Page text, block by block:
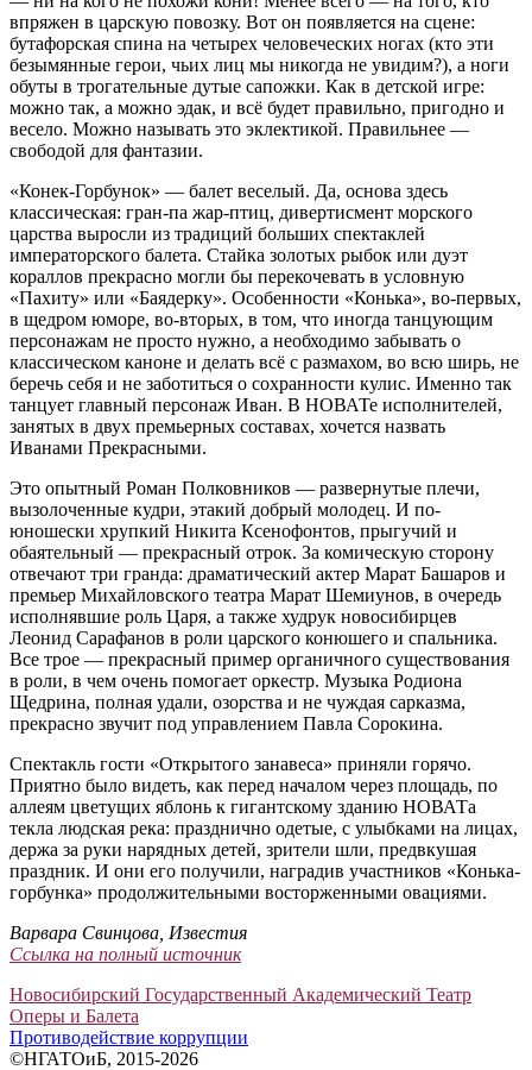
впряжен в царскую повозку. Вот он появляется на сцене:
бутафорская спина на четырех человеческих ногах (кто эти
безымянные герои, чьих лиц мы никогда не увидим?), а ноги
обуты в трогательные дутые сапожки. Как в детской игре:
можно так, а можно эдак, и всё будет правильно, пригодно и
весело. Можно называть это эклектикой. Правильнее —
свободой для фантазии.
«Конек-Горбунок» — балет веселый. Да, основа здесь
классическая: гран-па жар-птиц, дивертисмент морского
царства выросли из традиций больших спектаклей
императорского балета. Стайка золотых рыбок или дуэт
кораллов прекрасно могли бы перекочевать в условную
«Пахиту» или «Баядерку». Особенности «Конька», во-первых,
в щедром юморе, во-вторых, в том, что иногда танцующим
персонажам не просто нужно, а необходимо забывать о
классическом каноне и делать всё с размахом, во всю ширь, не
беречь себя и не заботиться о сохранности кулис. Именно так
танцует главный персонаж Иван. В НОВАТе исполнителей,
занятых в двух премьерных составах, хочется назвать
Иванами Прекрасными.
Это опытный Роман Полковников — развернутые плечи,
вызолоченные кудри, этакий добрый молодец. И по-
юношески хрупкий Никита Ксенофонтов, прыгучий и
обаятельный — прекрасный отрок. За комическую сторону
отвечают три гранда: драматический актер Марат Башаров и
премьер Михайловского театра Марат Шемиунов, в очередь
исполнявшие роль Царя, а также худрук новосибирцев
Леонид Сарафанов в роли царского конюшего и спальника.
Все трое — прекрасный пример органичного существования
в роли, в чем очень помогает оркестр. Музыка Родиона
Щедрина, полная удали, озорства и не чуждая сарказма,
прекрасно звучит под управлением Павла Сорокина.
Спектакль гости «Открытого занавеса» приняли горячо.
Приятно было видеть, как перед началом через площадь, по
аллеям цветущих яблонь к гигантскому зданию НОВАТа
текла людская река: празднично одетые, с улыбками на лицах,
держа за руки нарядных детей, зрители шли, предвкушая
праздник. И они его получили, наградив участников «Конька-
горбунка» продолжительными восторженными овациями.
Варвара Свинцова, Известия
Ссылка на полный источник
Новосибирский Государственный Академический Театр
Оперы и Балета
Противодействие коррупции
©НГАТОиБ, 2015-2026